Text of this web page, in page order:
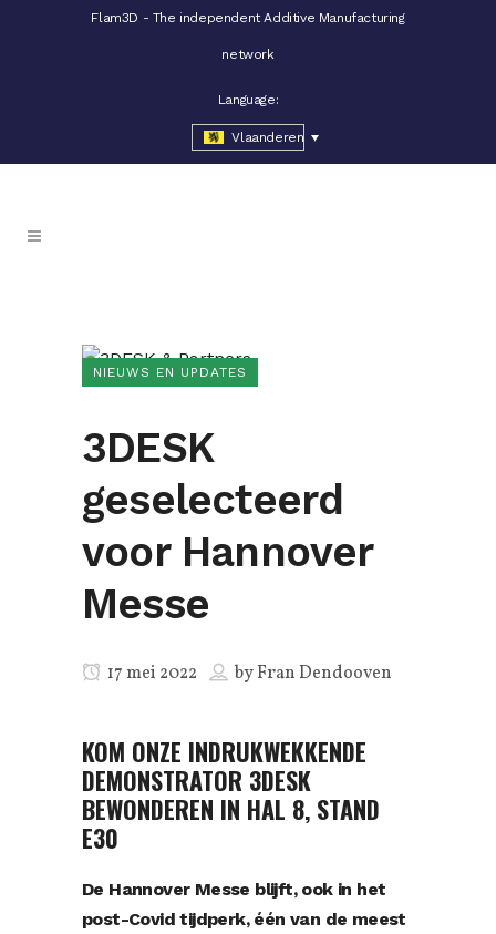
Flam3D - The independent Additive Manufacturing
network
Language:
Vlaanderen
NIEUWS EN UPDATES
3DESK
geselecteerd
voor Hannover
Messe
17 mei 2022 byFran Dendooven
KOM ONZE INDRUKWEKKENDE
DEMONSTRATOR 3DESK
BEWONDEREN IN HAL 8, STAND
E30
De Hannover Messe blijft, ook in het
post-Covid tijdperk, één van de meest